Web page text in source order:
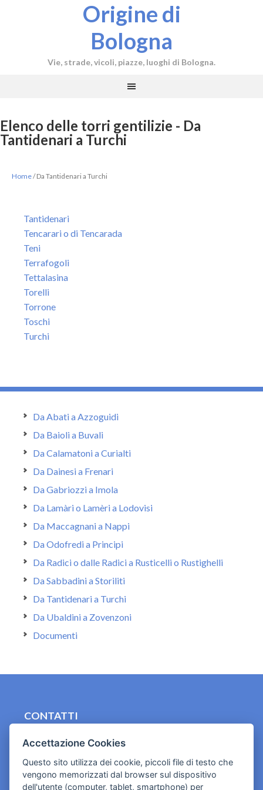
Origine di
Bologna
Vie, strade, vicoli, piazze, luoghi di Bologna.
Elenco delle torri gentilizie - Da
Tantidenari a Turchi
Home/Da Tantidenari a Turchi
Tantidenari
Tencarari o di Tencarada
Teni
Terrafogoli
Tettalasina
Torelli
Torrone
Toschi
Turchi
Da Abati a Azzoguidi
Da Baioli a Buvali
Da Calamatoni a Curialti
Da Dainesi a Frenari
Da Gabriozzi a Imola
Da Lamàri o Lamèri a Lodovisi
Da Maccagnani a Nappi
Da Odofredi a Principi
Da Radici o dalle Radici a Rusticelli o Rustighelli
Da Sabbadini a Storiliti
Da Tantidenari a Turchi
Da Ubaldini a Zovenzoni
Documenti
CONTATTI
Cookies e informativa privacy
Accettazione Cookies
Questo sito utilizza dei cookie, piccoli file di testo che
vengono memorizzati dal browser sul dispositivo
dell'utente (computer, tablet, smartphone) per